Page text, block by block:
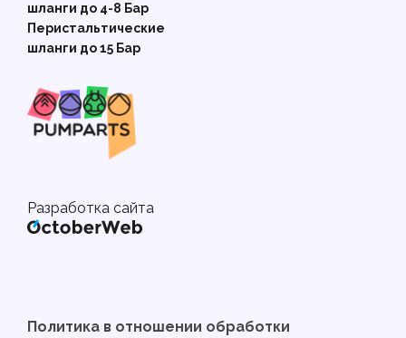
Разработка сайта
шланги до 4-8 Бар
Перистальтические
шланги до 15 Бар
Политика в отношении обработки